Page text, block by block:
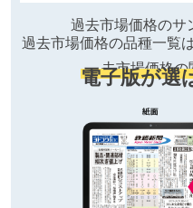
過去市場価格のサ
過去市場価格の品種一覧
去市場価格
電子版が選